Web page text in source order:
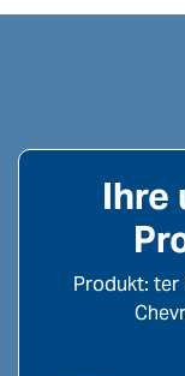
Ihre
Produkt: ter